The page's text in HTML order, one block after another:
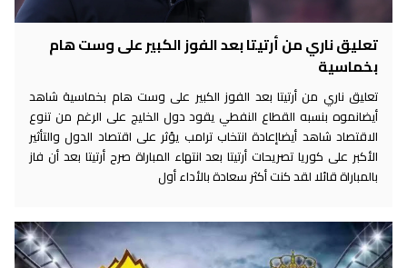
تعليق ناري من أرتيتا بعد الفوز الكبير على وست هام
بخماسية
تعليق ناري من أرتيتا بعد الفوز الكبير على وست هام بخماسية شاهد
أيضانموه بنسبه القطاع النفطي يقود دول الخليج على الرغم من تنوع
الاقتصاد شاهد أيضاإعادة انتخاب ترامب يؤثر على اقتصاد الدول والتأثير
الأكبر على كوريا تصريحات أرتيتا بعد انتهاء المباراة صرح أرتيتا بعد أن فاز
بالمباراة قائلا لقد كنت أكثر سعادة بالأداء أول